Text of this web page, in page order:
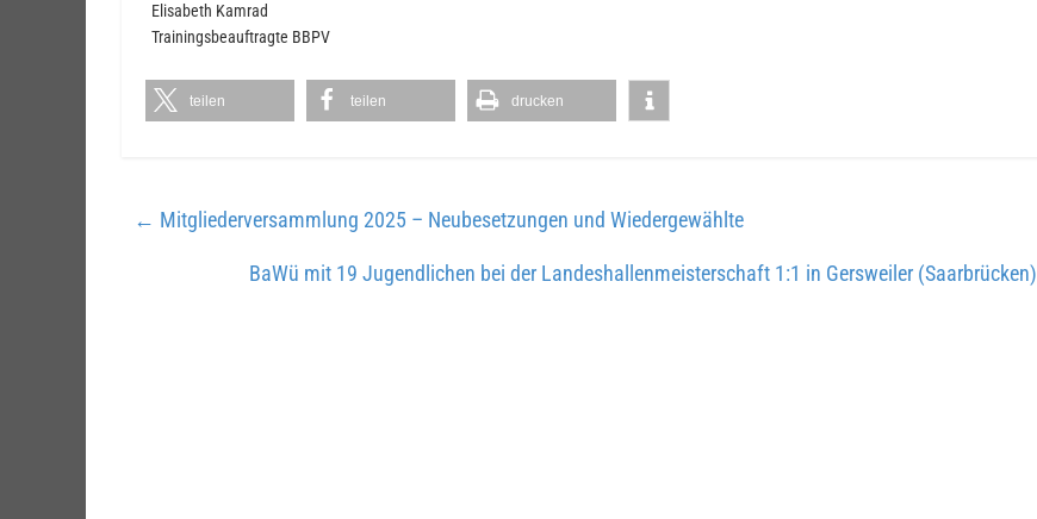
Elisabeth Kamrad
Trainingsbeauftragte BBPV
teilen teilen drucken
← Mitgliederversammlung 2025 – Neubesetzungen und Wiedergewählte
BaWü mit 19 Jugendlichen bei der Landeshallenmeisterschaft 1:1 in Gersweiler (Saarbrücken)